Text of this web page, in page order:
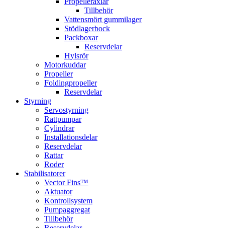
Tillbehör
Vattensmört gummilager
Stödlagerbock
Packboxar
Reservdelar
Hylsrör
Motorkuddar
Propeller
Foldingpropeller
Reservdelar
Styrning
Servostyrning
Rattpumpar
Cylindrar
Installationsdelar
Reservdelar
Rattar
Roder
Stabilisatorer
Vector Fins™
Aktuator
Kontrollsystem
Pumpaggregat
Tillbehör